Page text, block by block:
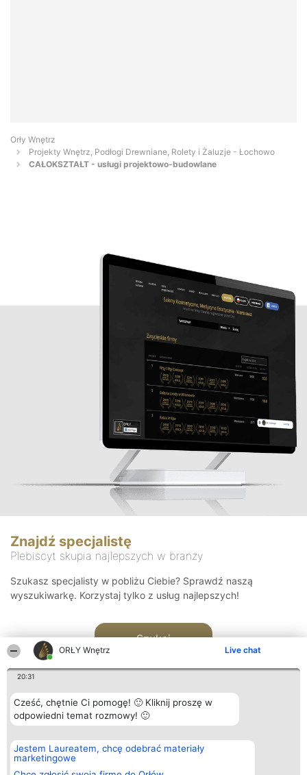
ORŁY Wnętrz Live chat
20:31
Cześć, chętnie Ci pomogę! 🙂 Kliknij proszę w
odpowiedni temat rozmowy! 🙂
Jestem Laureatem, chcę odebrać materiały
marketingowe
Orły Wnętrz
Projekty Wnętrz, Podłogi Drewniane, Rolety i Żaluzje - Łochowo
CAŁOKSZTAŁT - usługi projektowo-budowlane
Znajdź specjalistę
Plebiscyt skupia najlepszych w branży
Szukasz specjalisty w pobliżu Ciebie? Sprawdź naszą
wyszukiwarkę. Korzystaj tylko z usług najlepszych!
Szukaj
Organizator plebiscytu
Bright Side Solutions sp. z o.
o. sp. k.
ul. Ruska 22
Plebiscyt
Laureaci
wszystkich
Kontakt
Kontakt